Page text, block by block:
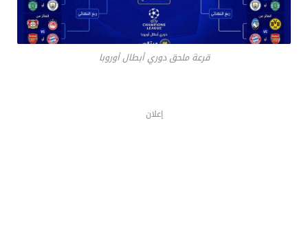
قرعة ملحق دوري أبطال أوروبا
إعلان